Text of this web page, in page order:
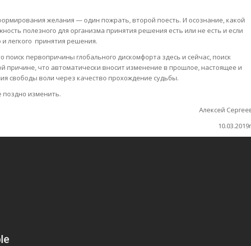
желания — один пожрать, второй поесть. И осознание, какой
полезного для организма принятия решения есть или не есть и если
и легкого принятия решения.
первопричины глобального дискомфорта здесь и сейчас, поиск
что автоматически вносит изменение в прошлое, настоящее и
свободы воли через качество прохождение судьбы.
поздно изменить.
Алексей